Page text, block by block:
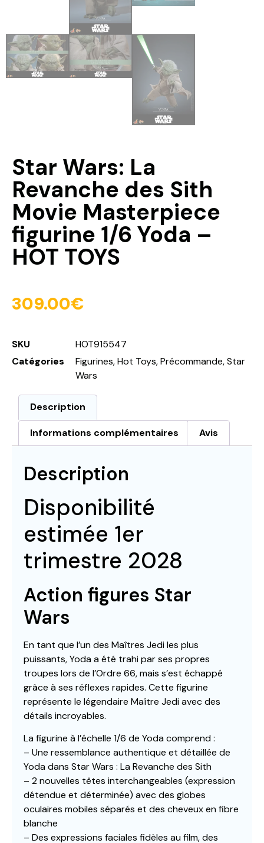
Star Wars: La
Revanche des Sith
Movie Masterpiece
figurine 1/6 Yoda –
HOT TOYS
309.00€
SKU
HOT915547
Catégories
Figurines,Hot Toys,Précommande,Star
Wars
Description
Informations complémentaires Avis
Description
Disponibilité
estimée 1er
trimestre 2028
Action figures Star
Wars
En tant que l’un des Maîtres Jedi les plus
puissants, Yoda a été trahi par ses propres
troupes lors de l’Ordre 66, mais s’est échappé
grâce à ses réflexes rapides. Cette figurine
représente le légendaire Maître Jedi avec des
détails incroyables.
La figurine à l’échelle 1/6 de Yoda comprend :
– Une ressemblance authentique et détaillée de
Yoda dans Star Wars : La Revanche des Sith
– 2 nouvelles têtes interchangeables (expression
détendue et déterminée) avec des globes
oculaires mobiles séparés et des cheveux en fibre
blanche
– Des expressions faciales fidèles au film, des